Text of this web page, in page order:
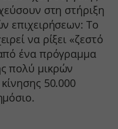
στη στήριξη
επιχειρήσεων: Το
να ρίξει «ζεστό
ένα πρόγραμμα
πολύ μικρών
50.000